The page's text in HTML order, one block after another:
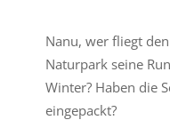
Nanu, wer fliegt
Naturpark seine
Winter? Haben die
eingepackt?